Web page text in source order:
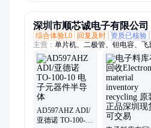
深圳市顺芯诚电子有限公司
综合体验L0
回复及时 资质已核验
主营： 单片机、二极管、钽电容、飞
储器、半导体
AD597AHZ ADI/
亚德诺 TO-100-10